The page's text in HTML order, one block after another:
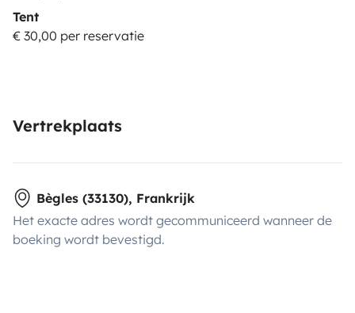
Tent
€ 30,00 per reservatie
Vertrekplaats
Bègles (33130), Frankrijk
Het exacte adres wordt gecommuniceerd wanneer de
boeking wordt bevestigd.